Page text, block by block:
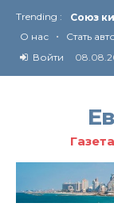
Trending :
О нас • Стать
Войти